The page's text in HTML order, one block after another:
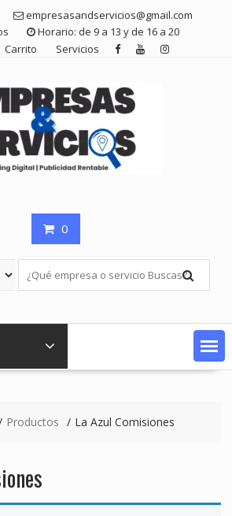
empresasandservicios@gmail.com
Horario: de 9 a 13 y de 16 a 20
Carrito Servicios
0
Productos La Azul Comisiones